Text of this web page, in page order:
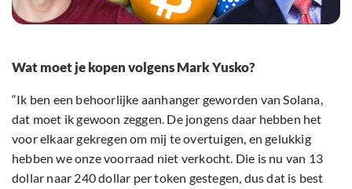
Wat moet je kopen volgens Mark Yusko?
“Ik ben een behoorlijke aanhanger geworden van Solana,
dat moet ik gewoon zeggen. De jongens daar hebben het
voor elkaar gekregen om mij te overtuigen, en gelukkig
hebben we onze voorraad niet verkocht. Die is nu van 13
dollar naar 240 dollar per token gestegen, dus dat is best